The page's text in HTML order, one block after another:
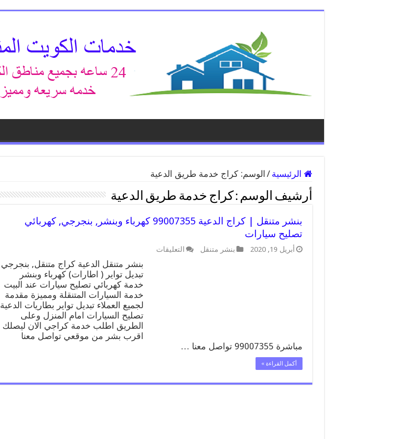
الرئيسية / الوسم:كراج خدمة طريق الدعية
أرشيف الوسم : كراج خدمة طريق الدعية
بنشر متنقل | كراج الدعية 99007355 كهرباء وبنشر, بنجرجي, كهربائي
تصليح سيارات
أبريل 19, 2020 بنشر متنقل التعليقات
متنقل
كراج
الدعية
99007355
كهرباء
وبنشر,
بنجرجي,
كهربائي
بنشر متنقل الدعية كراج متنقل, بنجرجي
تبديل تواير ( اطارات) كهرباء وبنشر
خدمة كهربائي تصليح سيارات عند البيت
خدمة السيارات المتنقلة ومميزة مقدمة
لجميع العملاء تبديل تواير بطاريات الدعية
تصليح السيارات امام المنزل وعلى
الطريق اطلب خدمة كراجي الان ليصلك
اقرب بشر من موقعي تواصل معنا
مباشرة 99007355 تواصل معنا …
أكمل القراءة »